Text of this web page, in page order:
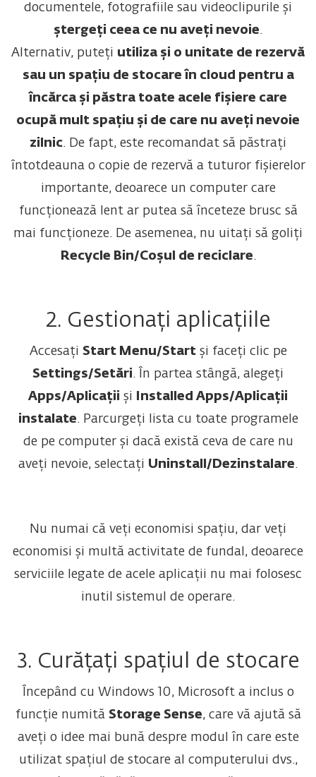
documentele, fotografiile sau videoclipurile și
ștergeți ceea ce nu aveți nevoie.
Alternativ, puteți utiliza și o unitate de rezervă
sau un spațiu de stocare în cloud pentru a
încărca și păstra toate acele fișiere care
ocupă mult spațiu și de care nu aveți nevoie
zilnic. De fapt, este recomandat să păstrați
întotdeauna o copie de rezervă a tuturor fișierelor
importante, deoarece un computer care
funcționează lent ar putea să înceteze brusc să
mai funcționeze. De asemenea, nu uitați să goliți
Recycle Bin/Coșul de reciclare.
2. Gestionați aplicațiile
Accesați Start Menu/Startși faceți clic pe
Settings/Setări. În partea stângă, alegeți
Apps/Aplicații și
Installed Apps/Aplicații
instalate. Parcurgeți lista cu toate programele
de pe computer și dacă există ceva de care nu
aveți nevoie, selectați Uninstall/Dezinstalare.
Nu numai că veți economisi spațiu, dar veți
economisi și multă activitate de fundal, deoarece
serviciile legate de acele aplicații nu mai folosesc
inutil sistemul de operare.
3. Curățați spațiul de stocare
Începând cu Windows 10, Microsoft a inclus o
funcție numită Storage Sense, care vă ajută să
aveți o idee mai bună despre modul în care este
utilizat spațiul de stocare al computerului dvs.,